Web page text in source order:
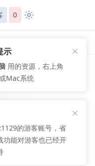
0
示
用的资源，右上角
Mac系统
的游客账号，省
功能对游客也已经开